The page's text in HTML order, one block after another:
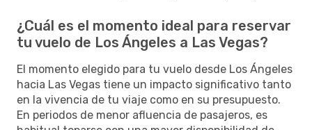
¿Cuál es el momento ideal para reservar
tu vuelo de Los Ángeles a Las Vegas?
El momento elegido para tu vuelo desde Los Ángeles
hacia Las Vegas tiene un impacto significativo tanto
en la vivencia de tu viaje como en su presupuesto.
En periodos de menor afluencia de pasajeros, es